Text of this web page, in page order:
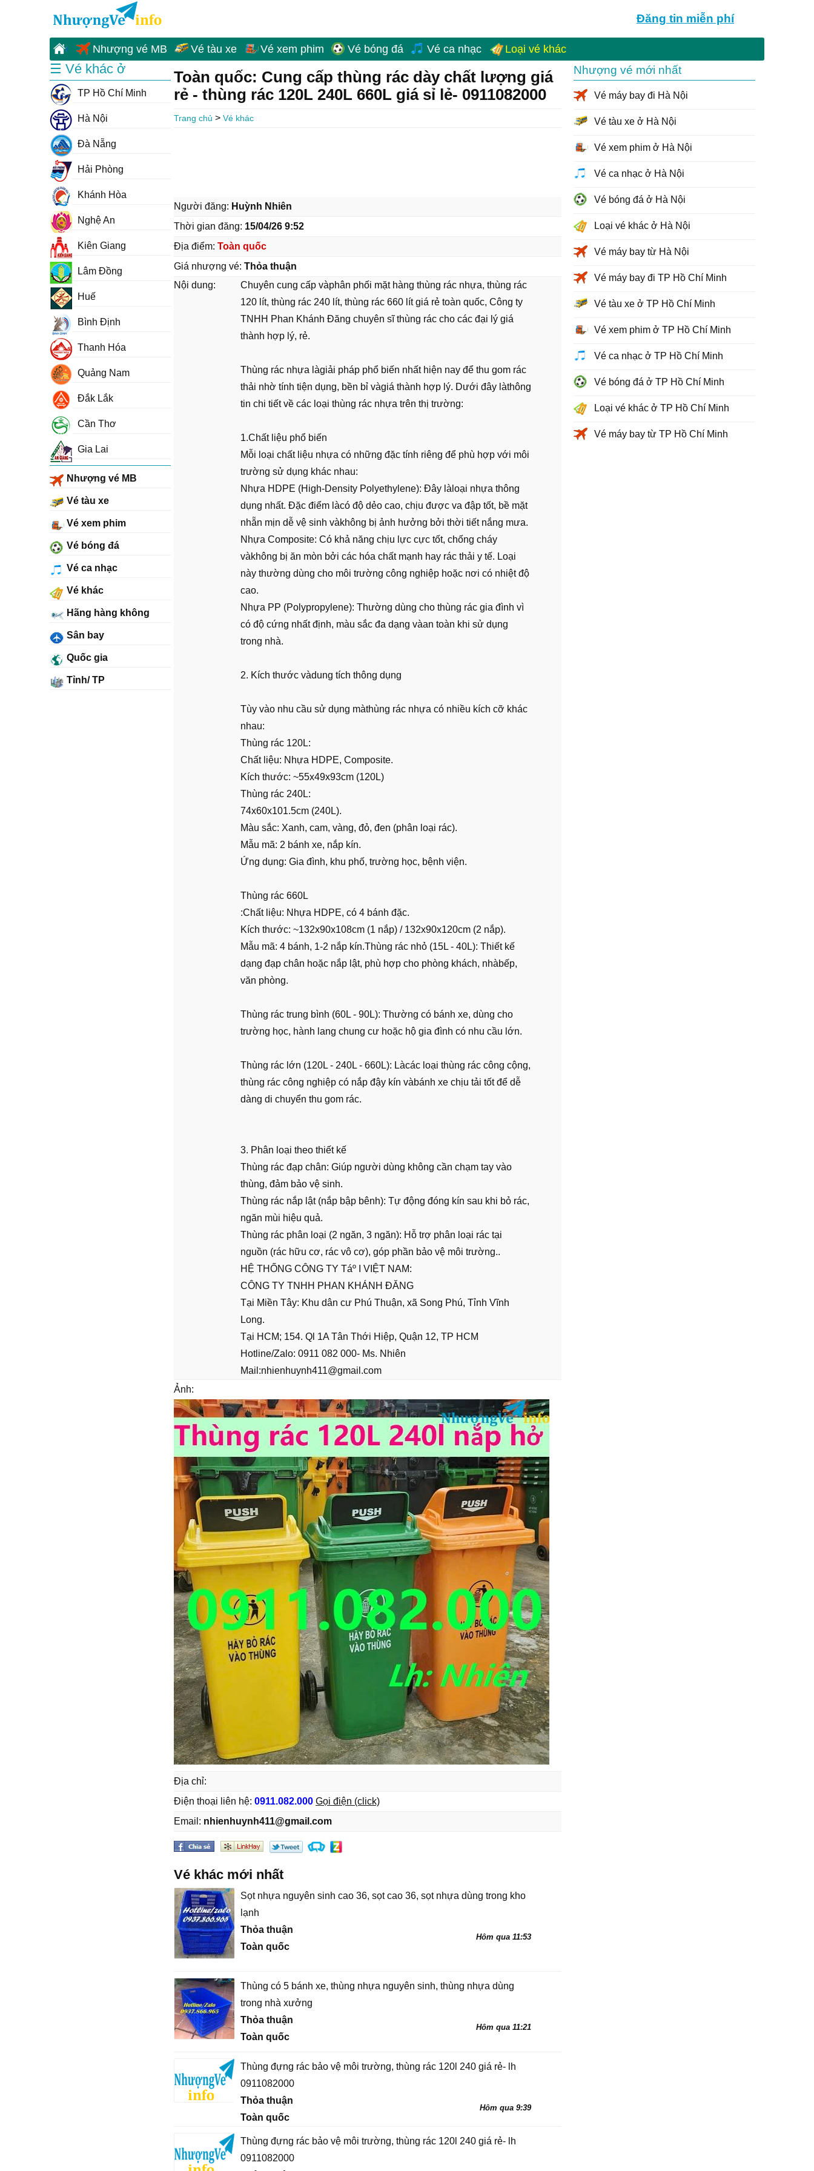
Đăng tin miễn phí
Nhượng vé MB Vé tàu xe Vé xem phim Vé bóng đá Vé ca nhạc Loại vé khác
Toàn quốc: Cung cấp thùng rác dày chất lượng giá
rẻ - thùng rác 120L 240L 660L giá sỉ lẻ- 0911082000
Trang chủ > Vé khác
Người đăng: Huỳnh Nhiên
Thời gian đăng: 15/04/26 9:52
Địa điểm: Toàn quốc
Giá nhượng vé: Thỏa thuận
Nội dung:
Chuyên cung cấp vàphân phối mặt hàng thùng rác nhựa, thùng rác
120 lít, thùng rác 240 lít, thùng rác 660 lít giá rẻ toàn quốc, Công ty
TNHH Phan Khánh Đăng chuyên sĩ thùng rác cho các đại lý giá
thành hợp lý, rẻ.
Thùng rác nhựa làgiải pháp phổ biến nhất hiện nay để thu gom rác
thải nhờ tính tiện dụng, bền bỉ vàgiá thành hợp lý. Dưới đây làthông
tin chi tiết về các loại thùng rác nhựa trên thị trường:
1.Chất liệu phổ biến
Mỗi loại chất liệu nhựa có những đặc tính riêng để phù hợp với môi
trường sử dụng khác nhau:
Nhựa HDPE (High-Density Polyethylene): Đây làloại nhựa thông
dụng nhất. Đặc điểm làcó độ dẻo cao, chịu được va đập tốt, bề mặt
nhẵn mịn dễ vệ sinh vàkhông bị ảnh hưởng bởi thời tiết nắng mưa.
Nhựa Composite: Có khả năng chịu lực cực tốt, chống cháy
vàkhông bị ăn mòn bởi các hóa chất mạnh hay rác thải y tế. Loại
này thường dùng cho môi trường công nghiệp hoặc nơi có nhiệt độ
cao.
Nhựa PP (Polypropylene): Thường dùng cho thùng rác gia đình vì
có độ cứng nhất định, màu sắc đa dạng vàan toàn khi sử dụng
trong nhà.
2. Kích thước vàdung tích thông dụng
Tùy vào nhu cầu sử dụng màthùng rác nhựa có nhiều kích cỡ khác
nhau:
Thùng rác 120L:
Chất liệu: Nhựa HDPE, Composite.
Kích thước: ~55x49x93cm (120L)
Thùng rác 240L:
74x60x101.5cm (240L).
Màu sắc: Xanh, cam, vàng, đỏ, đen (phân loại rác).
Mẫu mã: 2 bánh xe, nắp kín.
Ứng dụng: Gia đình, khu phố, trường học, bệnh viện.
Thùng rác 660L
:Chất liệu: Nhựa HDPE, có 4 bánh đặc.
Kích thước: ~132x90x108cm (1 nắp) / 132x90x120cm (2 nắp).
Mẫu mã: 4 bánh, 1-2 nắp kín.Thùng rác nhỏ (15L - 40L): Thiết kế
dạng đạp chân hoặc nắp lật, phù hợp cho phòng khách, nhàbếp,
văn phòng.
Thùng rác trung bình (60L - 90L): Thường có bánh xe, dùng cho
trường học, hành lang chung cư hoặc hộ gia đình có nhu cầu lớn.
Thùng rác lớn (120L - 240L - 660L): Làcác loại thùng rác công cộng,
thùng rác công nghiệp có nắp đậy kín vàbánh xe chịu tải tốt để dễ
dàng di chuyển thu gom rác.
3. Phân loại theo thiết kế
Thùng rác đạp chân: Giúp người dùng không cần chạm tay vào
thùng, đảm bảo vệ sinh.
Thùng rác nắp lật (nắp bập bênh): Tự động đóng kín sau khi bỏ rác,
ngăn mùi hiệu quả.
Thùng rác phân loại (2 ngăn, 3 ngăn): Hỗ trợ phân loại rác tại
nguồn (rác hữu cơ, rác vô cơ), góp phần bảo vệ môi trường..
HỆ THỐNG CÔNG TY Táº I VIỆT NAM:
CÔNG TY TNHH PHAN KHÁNH ĐĂNG
Tại Miền Tây: Khu dân cư Phú Thuận, xã Song Phú, Tỉnh Vĩnh
Long.
Tại HCM; 154. Ql 1A Tân Thới Hiệp, Quận 12, TP HCM
Hotline/Zalo: 0911 082 000- Ms. Nhiên
Mail:nhienhuynh411@gmail.com
Ảnh:
Địa chỉ:
Điện thoại liên hệ: 0911.082.000 Gọi điện (click)
Email: nhienhuynh411@gmail.com
Vé khác mới nhất
Sọt nhựa nguyên sinh cao 36, sọt cao 36, sọt nhựa dùng trong kho
lạnh
Thỏa thuận
Toàn quốc
Hôm qua 11:53
Thùng có 5 bánh xe, thùng nhựa nguyên sinh, thùng nhựa dùng
trong nhà xưởng
Thỏa thuận
Toàn quốc
Hôm qua 11:21
Thùng đựng rác bảo vệ môi trường, thùng rác 120l 240 giá rẻ- lh
0911082000
Thỏa thuận
Toàn quốc
Hôm qua 9:39
Thùng đựng rác bảo vệ môi trường, thùng rác 120l 240 giá rẻ- lh
0911082000
Nhượng vé mới nhất
Vé máy bay đi Hà Nội
Vé tàu xe ở Hà Nội
Vé xem phim ở Hà Nội
Vé ca nhạc ở Hà Nội
Vé bóng đá ở Hà Nội
Loại vé khác ở Hà Nội
Vé máy bay từ Hà Nội
Vé máy bay đi TP Hồ Chí Minh
Vé tàu xe ở TP Hồ Chí Minh
Vé xem phim ở TP Hồ Chí Minh
Vé ca nhạc ở TP Hồ Chí Minh
Vé bóng đá ở TP Hồ Chí Minh
Loại vé khác ở TP Hồ Chí Minh
Vé máy bay từ TP Hồ Chí Minh
☰ Vé khác ở
TP Hồ Chí Minh
Hà Nội
Đà Nẵng
Hải Phòng
Khánh Hòa
Nghệ An
Kiên Giang
Lâm Đồng
Huế
Bình Định
Thanh Hóa
Quảng Nam
Đắk Lắk
Cần Thơ
Gia Lai
Nhượng vé MB
Vé tàu xe
Vé xem phim
Vé bóng đá
Vé ca nhạc
Vé khác
Hãng hàng không
Sân bay
Quốc gia
Tỉnh/ TP